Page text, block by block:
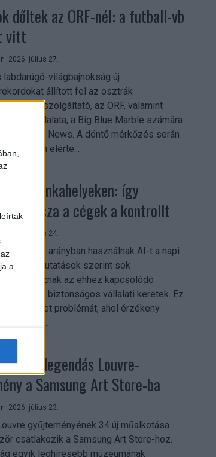
a
dőltek az ORF-nél: a futball-vb
vitt
2026. július 27.
világbajnokság új
állított fel az osztrák
műsorszolgáltató, az ORF, valamint
leányvállalata, a Big Blue Marble számára
TV News. A döntő mérkőzés során
nézőszám elérte...
a munkahelyeken: így
vissza a cégek a kontrollt
2026. július 24.
nagy arányban használnak AI-t a napi
ám friss kutatások szerint sok
hiányoznak az ehhez kapcsolódó
és biztonságos vállalati keretek. Ez
ott jelenthet problémát, ahol érzékeny
a legendás Louvre-
a Samsung Art Store-ba
2026. július 23.
gyűjteményének 34 új műalkotása
csatlakozik a Samsung Art Store-hoz.
egyik leghíresebb múzeumának